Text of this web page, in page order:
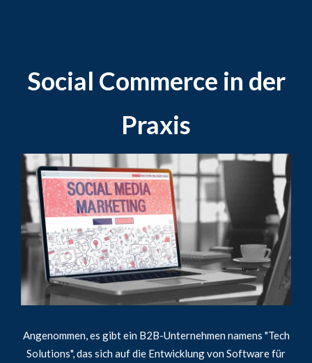
Social Commerce in der
Praxis
Angenommen, es gibt ein B2B-Unternehmen namens "Tech
Solutions", das sich auf die Entwicklung von Software für